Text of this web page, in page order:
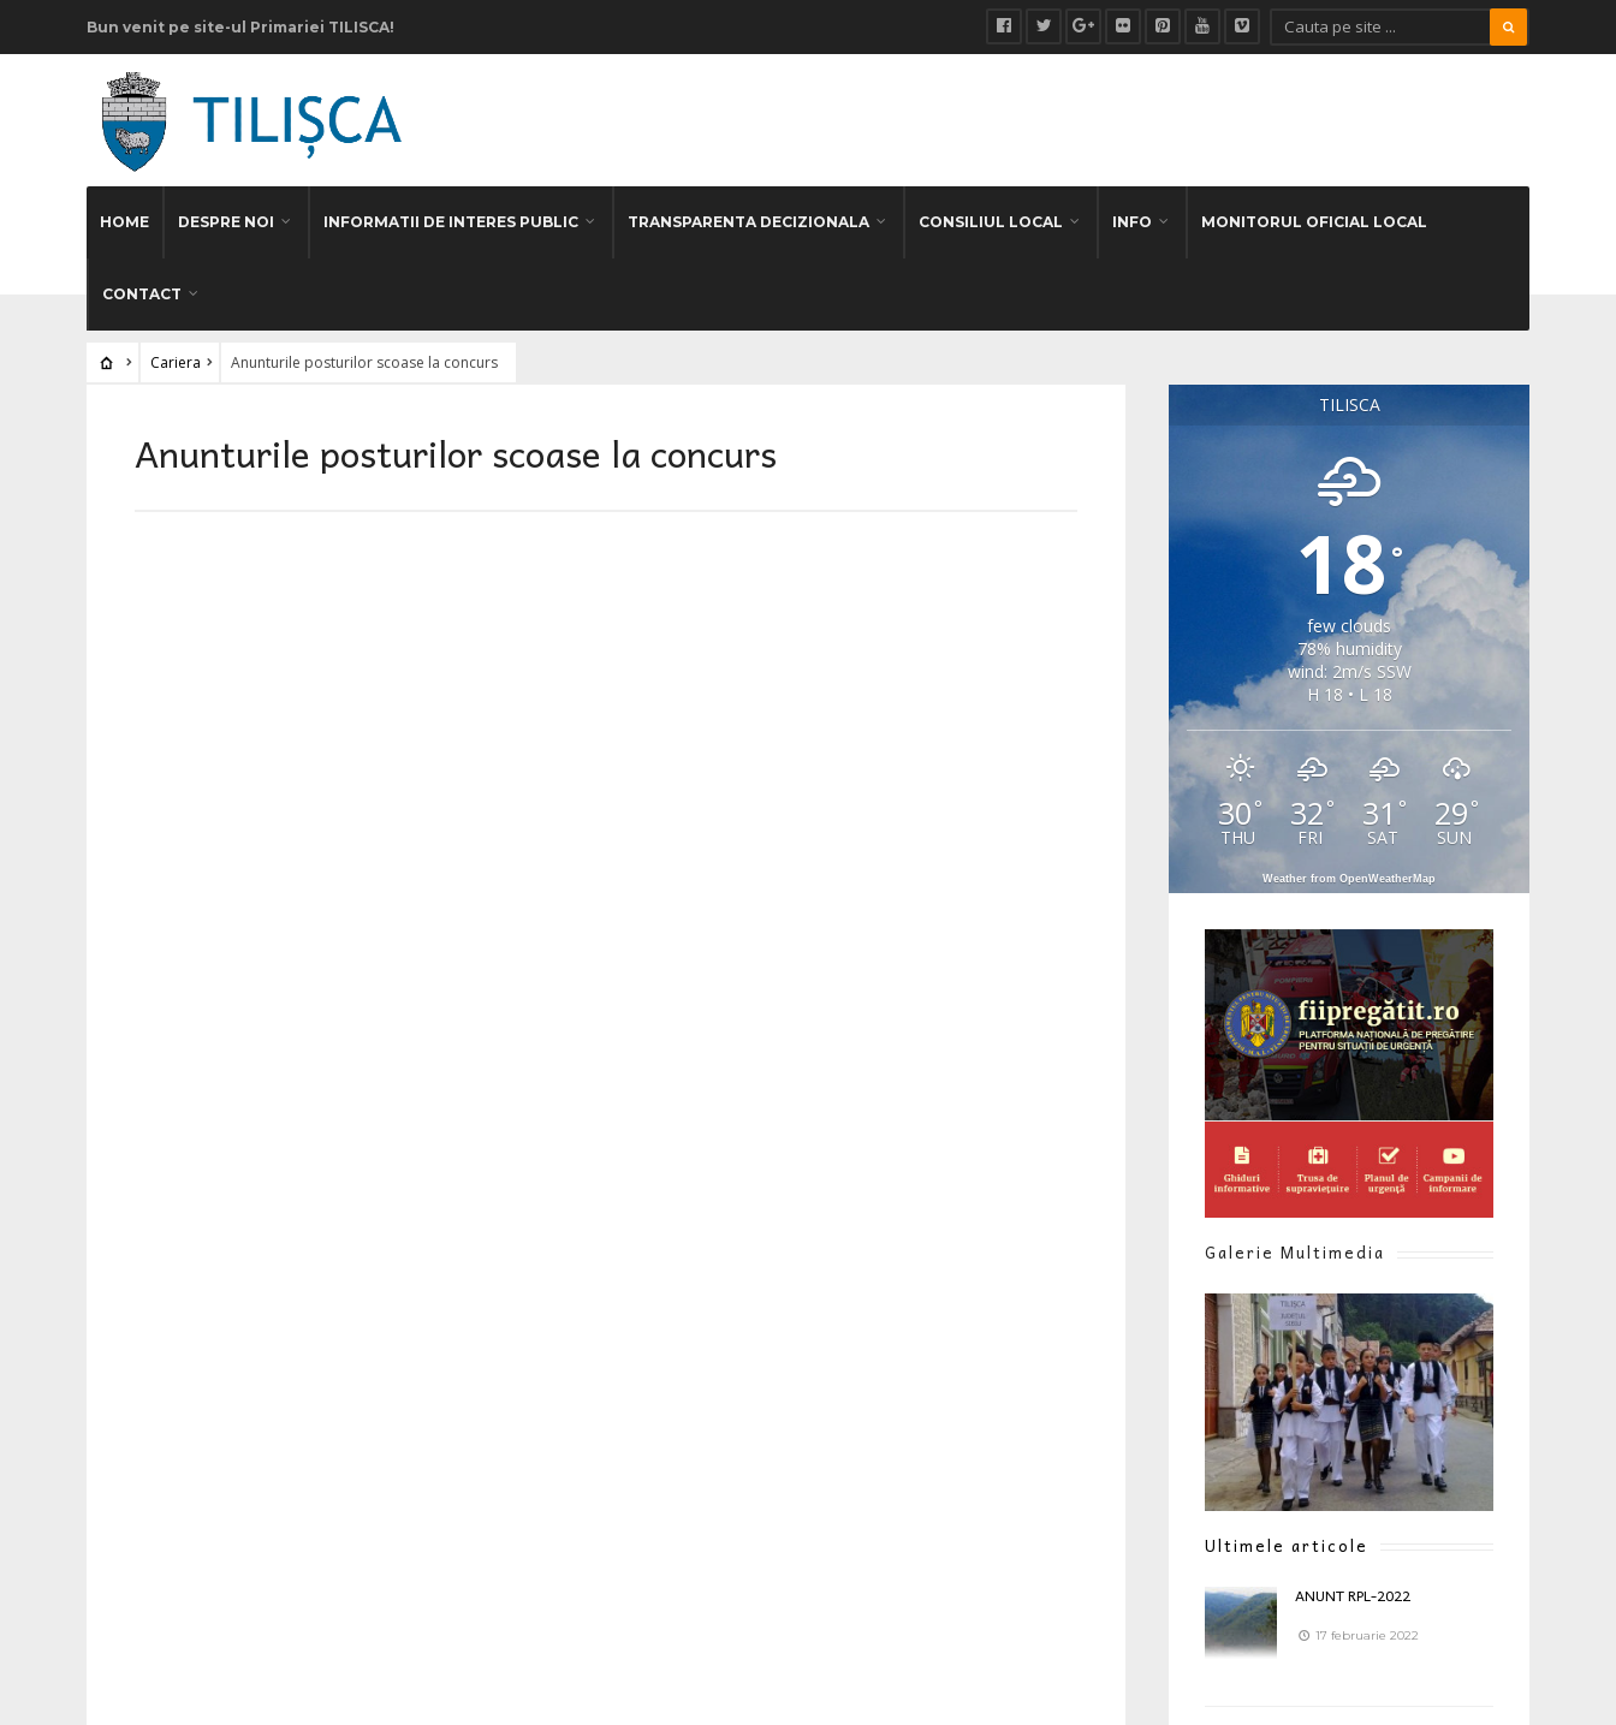
Bun venit pe site-ul Primariei TILISCA!
HOME DESPRE NOI INFORMATII DE INTERES PUBLIC TRANSPARENTA DECIZIONALA CONSILIUL LOCAL INFO MONITORUL OFICIAL LOCAL
CONTACT
Cariera Anunturile posturilor scoase la concurs
Anunturile posturilor scoase la concurs
TILISCA
18°
few clouds
78% humidity
wind: 2m/s SSW
H 18 • L 18
30 °
THU
32 °
FRI
31 °
SAT
29 °
SUN
Weather from OpenWeatherMap
Galerie Multimedia
Ultimele articole
ANUNT RPL-2022
17 februarie 2022